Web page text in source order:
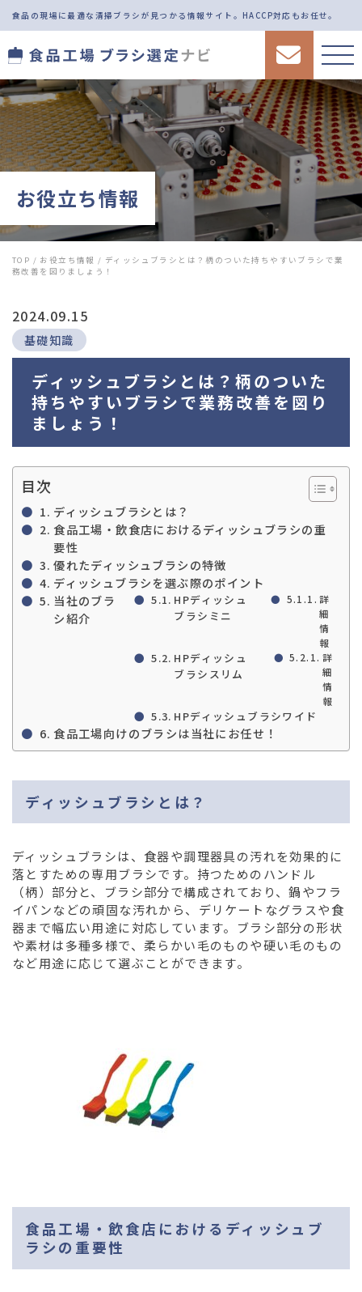
食品の現場に最適な清掃ブラシが見つかる情報サイト。 HACCP対応もお任せ。
03-
お役立ち情報
TOP / お役立ち情報 / ディッシュブラシとは？柄のついた持ちやすいブラシで業
務改善を図りましょう！
2024.09.15
基礎知識
ディッシュブラシとは？柄のついた
持ちやすいブラシで業務改善を図り
ましょう！
目次
ディッシュブラシとは？
食品工場・飲食店におけるディッシュブラシの重
要性
優れたディッシュブラシの特徴
ディッシュブラシを選ぶ際のポイント
当社のブラ
シ紹介
HPディッシュ
ブラシミニ
詳
細
情
報
HPディッシュ
ブラシスリム
詳
細
情
報
HPディッシュブラシワイド
食品工場向けのブラシは当社にお任せ！
ディッシュブラシとは？
ディッシュブラシは、食器や調理器具の汚れを効果的に
落とすための専用ブラシです。持つためのハンドル
（柄）部分と、ブラシ部分で構成されており、鍋やフラ
イパンなどの頑固な汚れから、デリケートなグラスや食
器まで幅広い用途に対応しています。ブラシ部分の形状
や素材は多種多様で、柔らかい毛のものや硬い毛のもの
など用途に応じて選ぶことができます。
食品工場・飲食店におけるディッシュブ
ラシの重要性